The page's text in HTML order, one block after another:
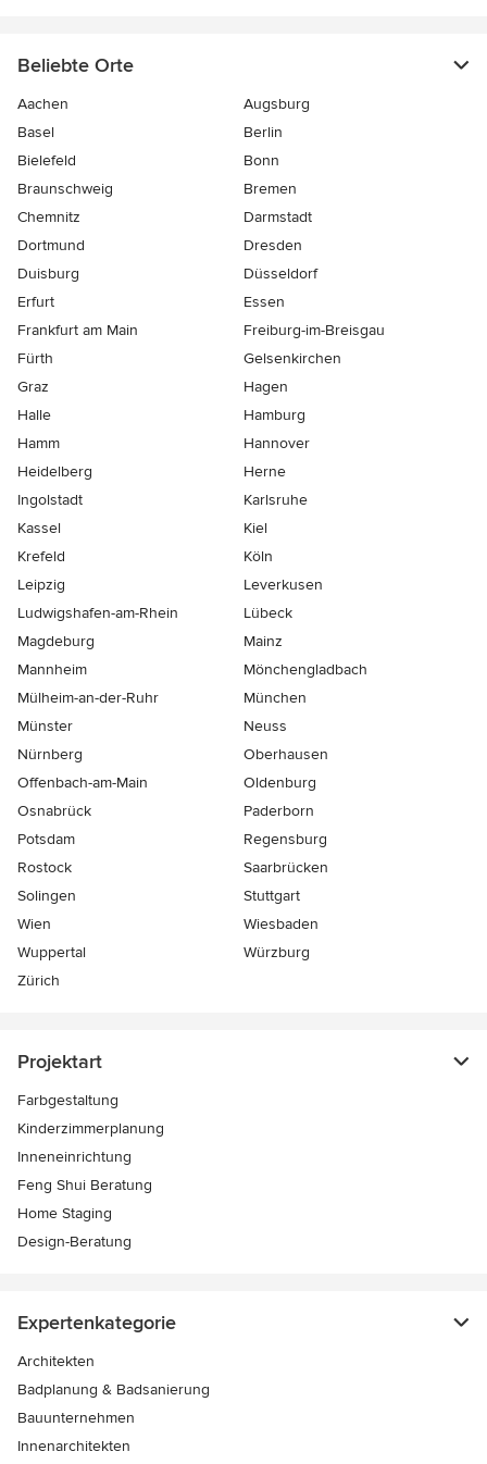
Beliebte Orte
Aachen
Augsburg
Basel
Berlin
Bielefeld
Bonn
Braunschweig
Bremen
Chemnitz
Darmstadt
Dortmund
Dresden
Duisburg
Düsseldorf
Erfurt
Essen
Frankfurt am Main
Freiburg-im-Breisgau
Fürth
Gelsenkirchen
Graz
Hagen
Halle
Hamburg
Hamm
Hannover
Heidelberg
Herne
Ingolstadt
Karlsruhe
Kassel
Kiel
Krefeld
Köln
Leipzig
Leverkusen
Ludwigshafen-am-Rhein
Lübeck
Magdeburg
Mainz
Mannheim
Mönchen­gladbach
Mülheim-an-der-Ruhr
München
Münster
Neuss
Nürnberg
Oberhausen
Offenbach-am-Main
Oldenburg
Osnabrück
Paderborn
Potsdam
Regensburg
Rostock
Saarbrücken
Solingen
Stuttgart
Wien
Wiesbaden
Wuppertal
Würzburg
Zürich
Projektart
Farbgestaltung
Kinderzimmerplanung
Inneneinrichtung
Feng Shui Beratung
Home Staging
Design-Beratung
Expertenkategorie
Architekten
Badplanung & Badsanierung
Bauunternehmen
Innenarchitekten